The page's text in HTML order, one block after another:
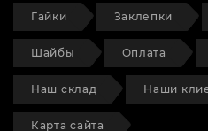
Гайки Заклепки
Шайбы Оплата
Наш склад Наши
Карта сайта